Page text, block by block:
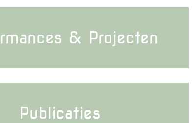
& Projecten
Publicaties